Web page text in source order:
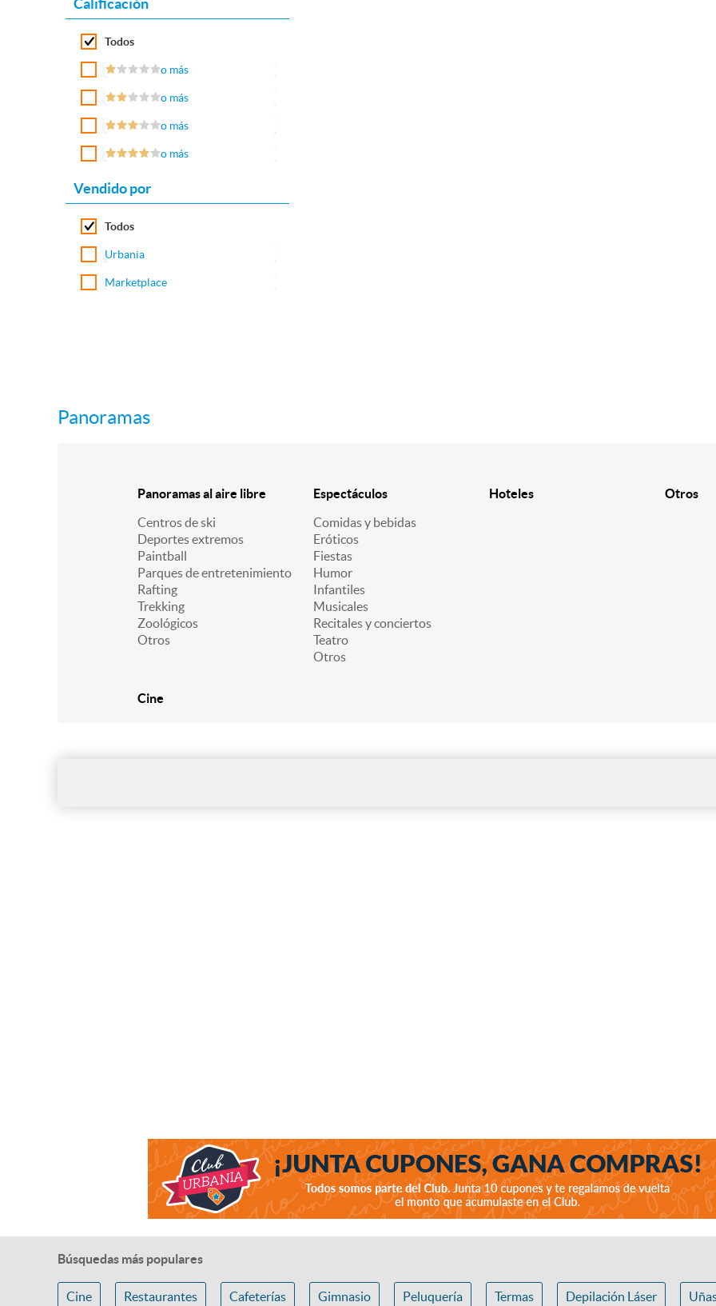
Calificación
Todos
o más
o más
o más
o más
Vendido por
Todos
Urbania
Marketplace
Panoramas
Panoramas al aire libre
Centros de ski
Deportes extremos
Paintball
Parques de entretenimiento
Rafting
Trekking
Zoológicos
Otros
Espectáculos
Comidas y bebidas
Eróticos
Fiestas
Humor
Infantiles
Musicales
Recitales y conciertos
Teatro
Otros
Hoteles Otros
Cine
Búsquedas más populares
Cine Restaurantes Cafeterías Gimnasio Peluquería Termas Depilación Láser